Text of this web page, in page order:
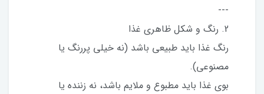
---
2. رنگ و شکل ظاهری غذا
رنگ غذا باید طبیعی باشد (نه خیلی پررنگ یا
مصنوعی).
بوی غذا باید مطبوع و ملایم باشد، نه زننده یا